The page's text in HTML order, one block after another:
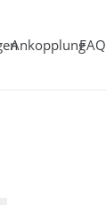
AnkopplungFAQ